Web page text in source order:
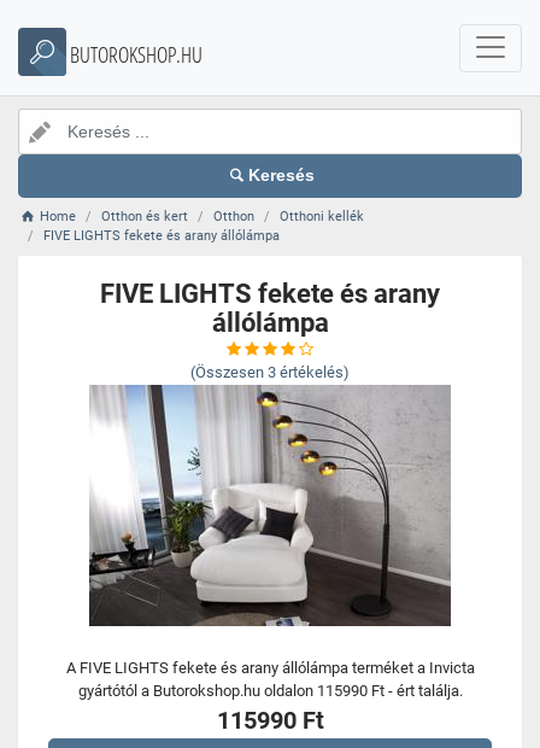
BUTOROKSHOP.HU
Keresés
Home Otthon és kert Otthon
Otthoni kellék
FIVE LIGHTS fekete és arany állólámpa
FIVE LIGHTS fekete és arany
állólámpa
(Összesen 3 értékelés)
A FIVE LIGHTS fekete és arany állólámpa terméket a Invicta
gyártótól a Butorokshop.hu oldalon 115990 Ft - ért találja.
115990 Ft